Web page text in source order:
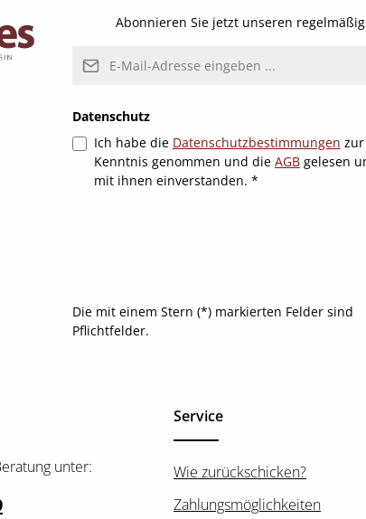
Abonnieren Sie jetzt unseren
E-Mail-Adresse*
Datenschutz
Ich habe die Datenschutzbestimmungen zur
Kenntnis genommen und die AGBgelesen
mit ihnen einverstanden. *
Die mit einem Stern (*) markierten Felder sind
Pflichtfelder.
unter:
Service
Wie zurückschicken?
Zahlungsmöglichkeiten